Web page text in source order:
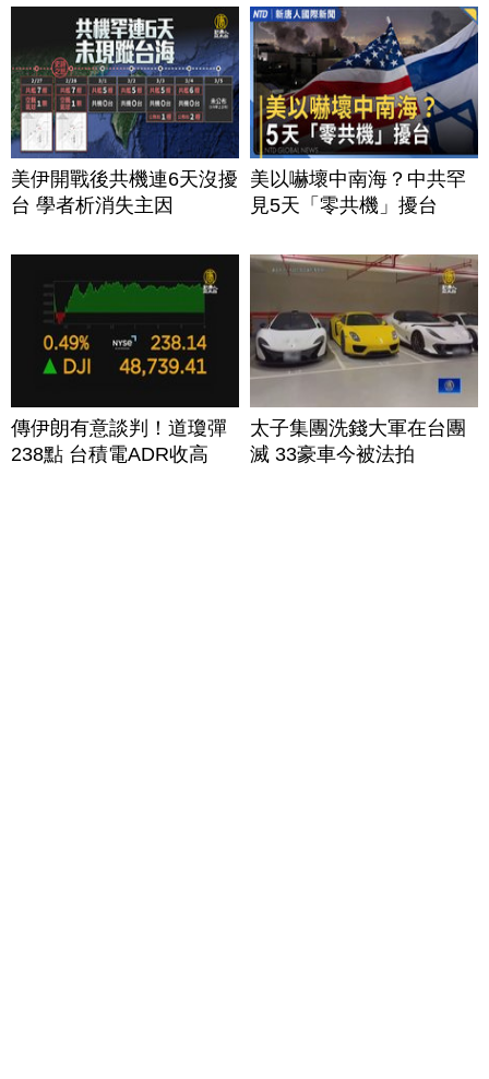
美伊開戰後共機連6天沒擾
台 學者析消失主因
美以嚇壞中南海？中共罕
見5天「零共機」擾台
傳伊朗有意談判！道瓊彈
238點 台積電ADR收高
太子集團洗錢大軍在台團
滅 33豪車今被法拍